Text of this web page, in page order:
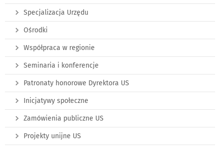
Specjalizacja Urzędu
Ośrodki
Współpraca w regionie
Seminaria i konferencje
Patronaty honorowe Dyrektora US
Inicjatywy społeczne
Zamówienia publiczne US
Projekty unijne US